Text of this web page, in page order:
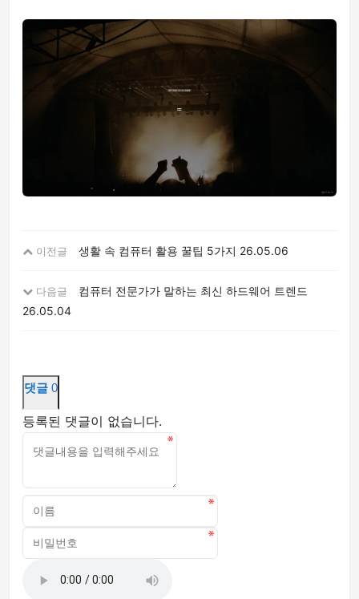
이전글 생활 속 컴퓨터 활용 꿀팁 5가지 26.05.06
다음글
컴퓨터 전문가가 말하는 최신 하드웨어 트렌드
26.05.04
댓글 0
등록된 댓글이 없습니다.